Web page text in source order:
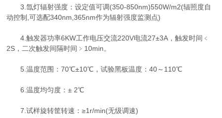
3.氙灯辐射强度：设定值可调(350-850nm)550W/m2(辐照度自
动控制,可选配340nm,365nm作为辐射强度监测点)
4.触发器功率6KW工作电压交流220V电流27±3A，触发时间﹤
2S，二次触发间隔时间﹥10min。
5.温度范围：70℃±10℃，试验黑板温度：40～110℃
6.温度均匀度：± 2℃
7.试样旋转筐转速：≥1r/min(无级调速)